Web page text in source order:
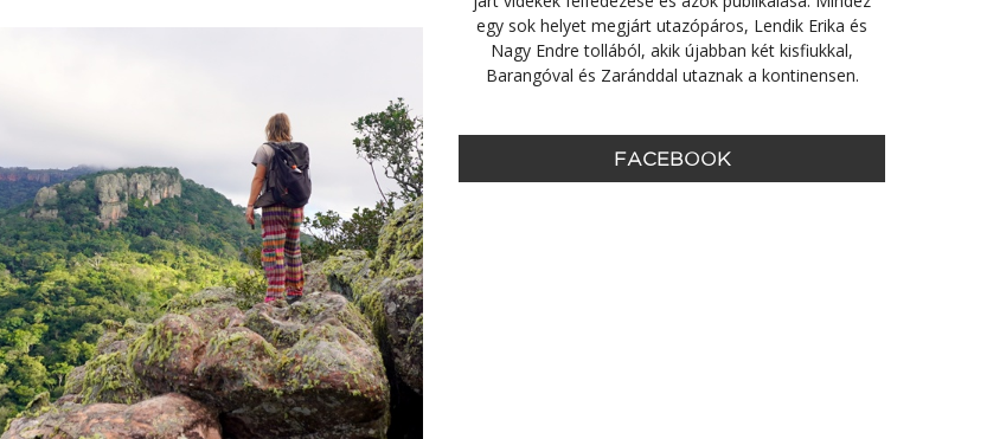
egy sok helyet megjárt utazópáros, Lendik Erika és
Nagy Endre tollából, akik újabban két kisfiukkal,
Barangóval és Zaránddal utaznak a kontinensen.
FACEBOOK